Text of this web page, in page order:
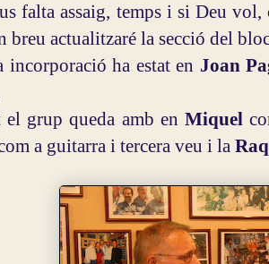
falta assaig, temps i si Deu vol,
breu actualitzaré la secció del
incorporació ha estat en Joan
el grup queda amb en Miquel
a guitarra i tercera veu i la